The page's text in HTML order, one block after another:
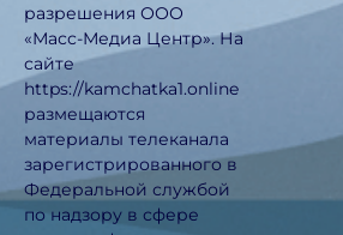
разрешения ООО
«Масс-Медиа Центр». На
сайте
https://kamchatka1.online
размещаются
материалы телеканала
зарегистрированного в
Федеральной службой
по надзору в сфере